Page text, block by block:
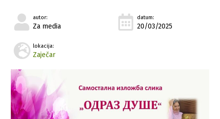
autor:
Za media
datum:
20/03/2025
lokacija:
Zaječar